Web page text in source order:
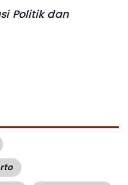
Politik dan